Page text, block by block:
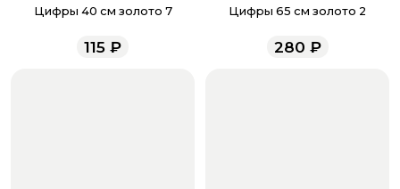
звоните по номеру телефона
8 (927) 936-71-86
или
напишите WhatsApp
+7 937 333-66-53
менеджеры работают ежедневно с 9.00 до 23.00 и
всегда рады проконсультировать вас.
Цифры 40 см золото 7
115 ₽
Цифры 65 см золото 2
280 ₽